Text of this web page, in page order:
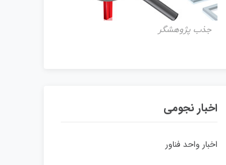
جذب پژوهشگر
اخبار نجومی
اخبار واحد فناور